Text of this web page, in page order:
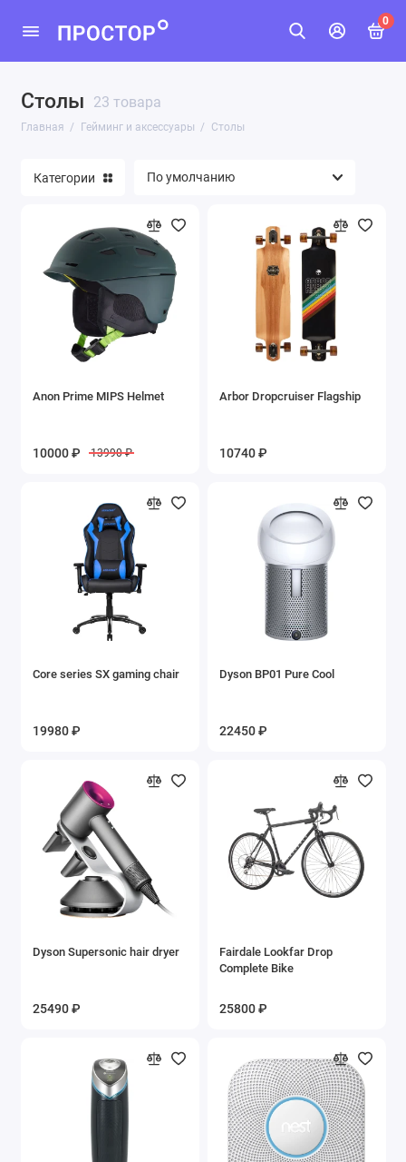
0
Столы 23 товара
Главная Гейминг и аксессуары Столы
Геймпады
Клавиатуры
Мыши
Стриминг
Показать все
Категории
Anon Prime MIPS Helmet
10000 ₽ 13990 ₽
Arbor Dropcruiser Flagship
10740 ₽
Core series SX gaming chair
19980 ₽
Dyson BP01 Pure Cool
22450 ₽
Dyson Supersonic hair dryer
25490 ₽
Fairdale Lookfar Drop
Complete Bike
25800 ₽